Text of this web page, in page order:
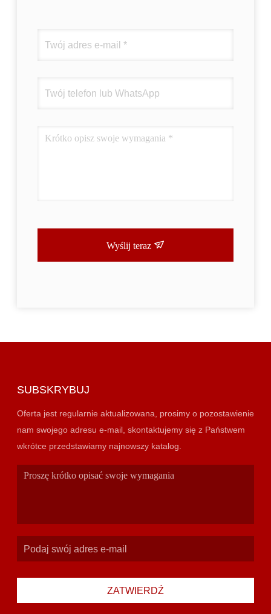
Wyślij teraz
SUBSKRYBUJ
Oferta jest regularnie aktualizowana, prosimy o pozostawienie
nam swojego adresu e-mail, skontaktujemy się z Państwem
wkrótce przedstawiamy najnowszy katalog.
ZATWIERDŹ